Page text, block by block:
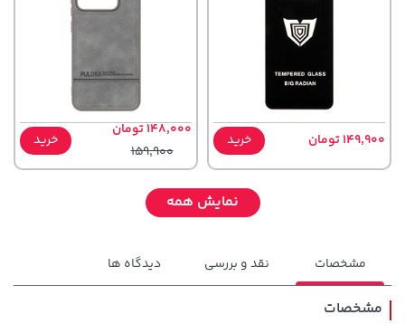
149,900 تومان خرید
148,000 تومان
159,900
خرید
نمایش همه
مشخصات نقد و بررسی دیدگاه ها
مشخصات